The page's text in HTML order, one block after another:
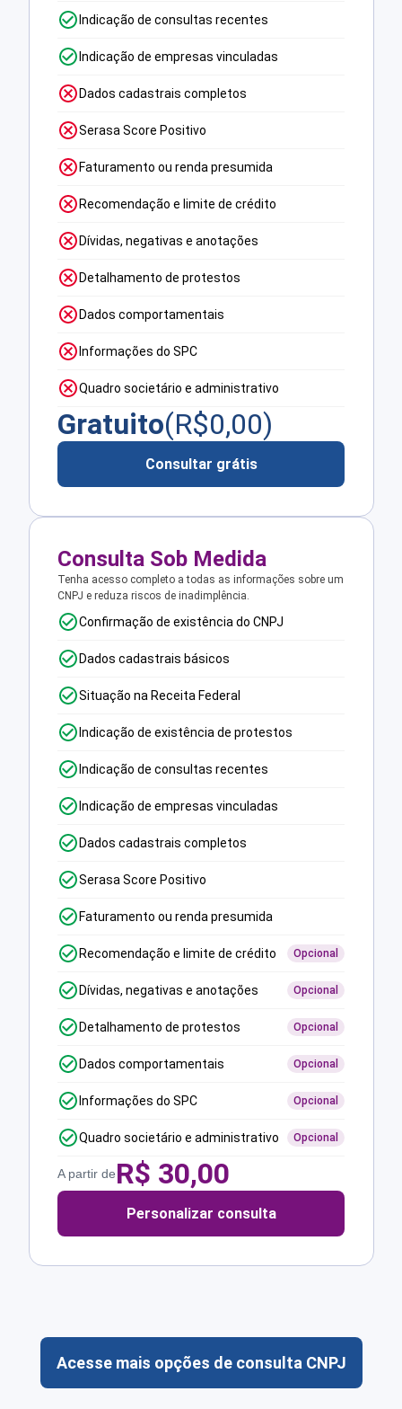
Indicação de consultas recentes
Indicação de empresas vinculadas
Dados cadastrais completos
Serasa Score Positivo
Faturamento ou renda presumida
Recomendação e limite de crédito
Dívidas, negativas e anotações
Detalhamento de protestos
Dados comportamentais
Informações do SPC
Quadro societário e administrativo
Gratuito(R$0,00)
Consultar grátis
Consulta Sob Medida
Tenha acesso completo a todas as informações sobre um
CNPJ e reduza riscos de inadimplência.
Confirmação de existência do CNPJ
Dados cadastrais básicos
Situação na Receita Federal
Indicação de existência de protestos
Indicação de consultas recentes
Indicação de empresas vinculadas
Dados cadastrais completos
Serasa Score Positivo
Faturamento ou renda presumida
Recomendação e limite de crédito Opcional
Dívidas, negativas e anotações Opcional
Detalhamento de protestos Opcional
Dados comportamentais Opcional
Informações do SPC Opcional
Quadro societário e administrativo Opcional
A partir deR$ 30,00
Personalizar consulta
Acesse mais opções de consulta CNPJ